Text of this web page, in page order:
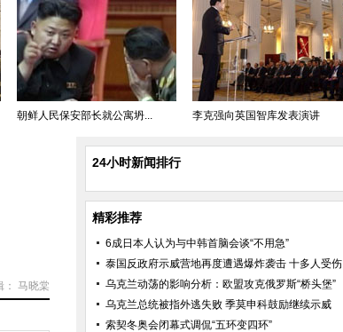
朝鲜人民保安部长就公寓坍... 李克强向英国智库发表演讲
： 马晓棠
24小时新闻排行
精彩推荐
6成日本人认为与中韩首脑会谈“不用急”
泰国反政府示威营地再度遭遇爆炸袭击 十多人受伤
乌克兰动荡的影响分析：欧盟攻克俄罗斯“桥头堡”
乌克兰总统被指外逃失败 季莫申科鼓励继续示威
索契冬奥会闭幕式调侃“五环变四环”